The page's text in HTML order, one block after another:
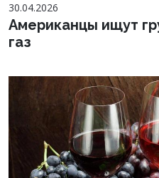
30.04.2026
Американцы ищут
газ